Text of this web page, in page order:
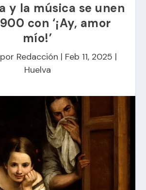
y la música se unen
con ‘¡Ay, amor
mío!’
Redacción | Feb 11, 2025 |
Huelva